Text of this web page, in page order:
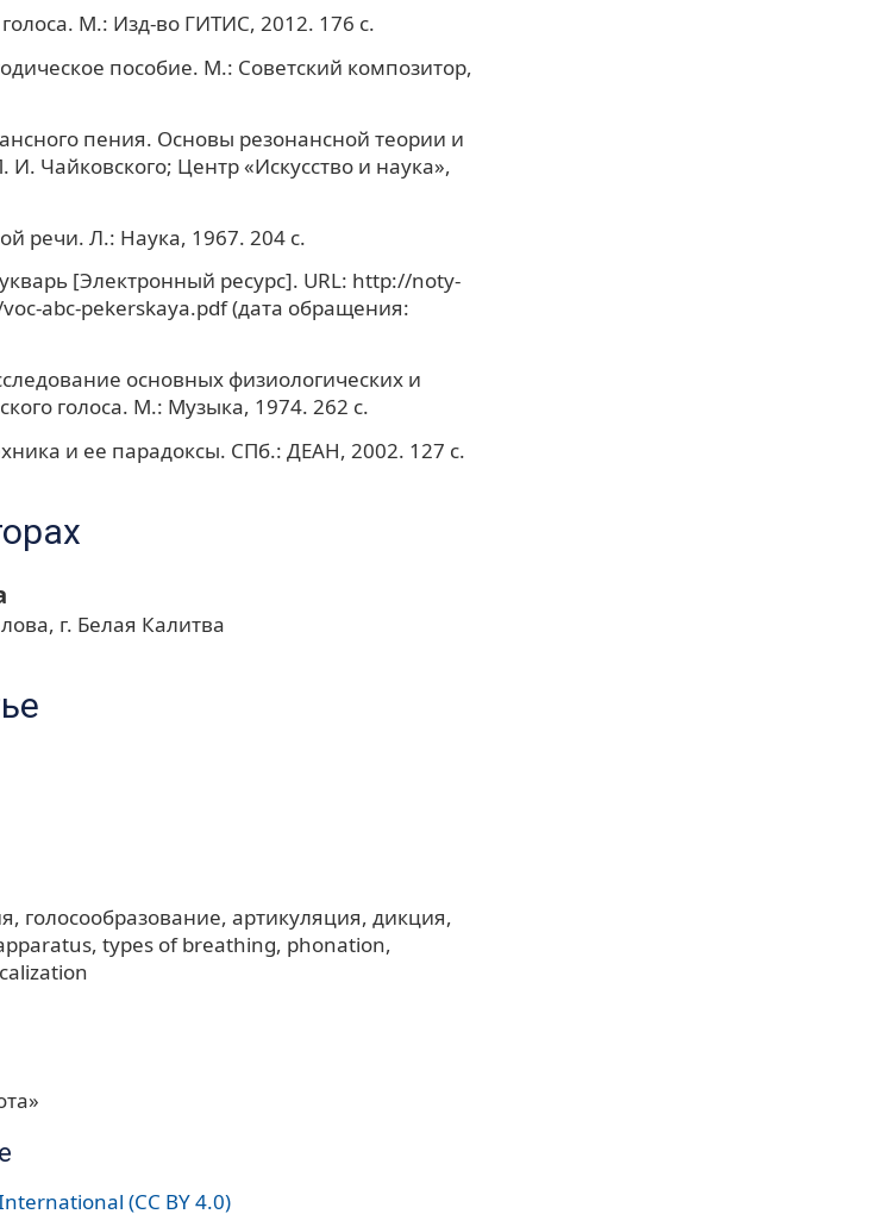
М.: Изд-во ГИТИС, 2012. 176 с.
пособие. М.: Советский композитор,
пения. Основы резонансной теории и
Чайковского; Центр «Искусство и наука»,
речи. Л.: Наука, 1967. 204 с.
[Электронный ресурс]. URL: http://noty-
abc-pekerskaya.pdf (дата обращения:
основных физиологических и
голоса. М.: Музыка, 1974. 262 с.
и ее парадоксы. СПб.: ДЕАН, 2002. 127 с.
г. Белая Калитва
голосообразование артикуляция дикция
types of breathing phonation
(CC BY 4.0)